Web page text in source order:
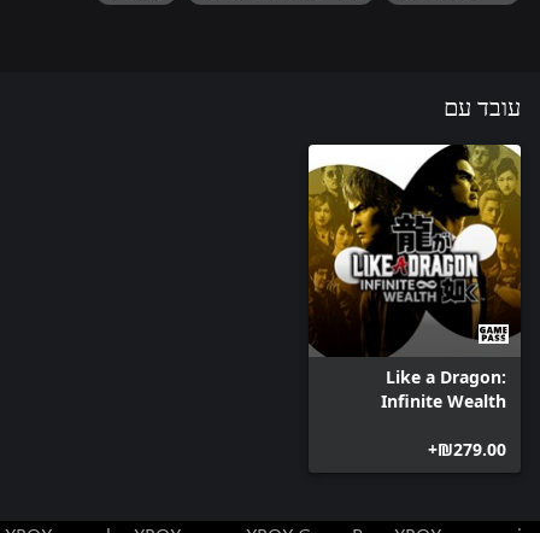
עובד עם
Like a Dragon:
Infinite Wealth
‪₪‎279.00‬+